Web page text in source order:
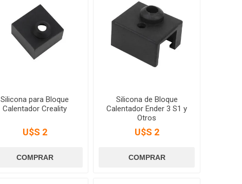
Silicona para Bloque
Calentador Creality
U$S 2
Silicona de Bloque
Calentador Ender 3 S1 y
Otros
U$S 2